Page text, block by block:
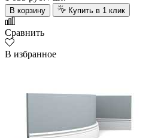
В корзину Купить в 1 клик
Сравнить
В избранное